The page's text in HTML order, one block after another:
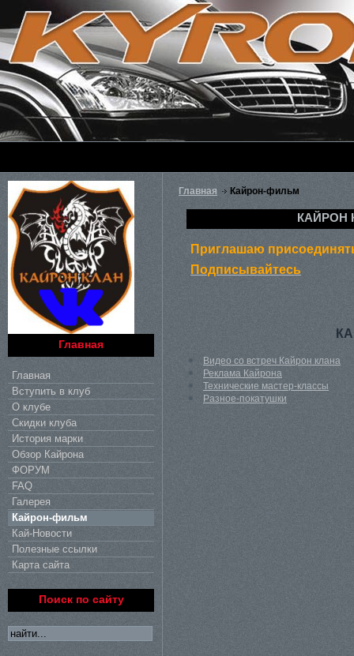
Главная
Главная
Вступить в клуб
О клубе
Скидки клуба
История марки
Обзор Кайрона
ФОРУМ
FAQ
Галерея
Кайрон-фильм
Кай-Новости
Полезные ссылки
Карта сайта
Поиск по сайту
Главная Кайрон-фильм
КАЙРОН
Приглашаю
Подписывайтесь
Видео со встреч Кайрон клана
Реклама Кайрона
Технические мастер-классы
Разное-покатушки